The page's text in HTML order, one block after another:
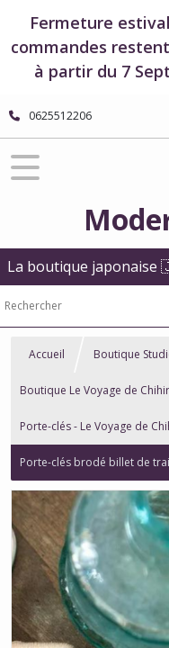
Fermeture
commandes
à partir du 7
0625512206
La boutique
Accueil Boutique
Boutique Le Voyage de
Porte-clés - Le Voyage de
Porte-clés brodé billet de